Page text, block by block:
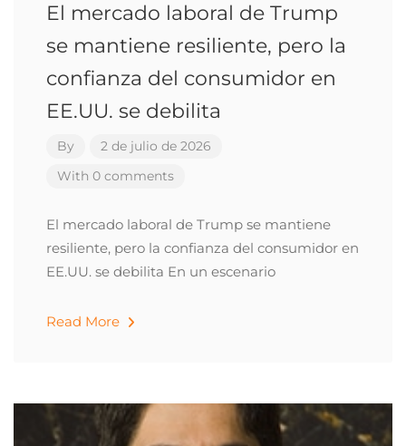
El mercado laboral de Trump
se mantiene resiliente, pero la
confianza del consumidor en
EE.UU. se debilita
By
2 de julio de 2026
With 0 comments
El mercado laboral de Trump se mantiene
resiliente, pero la confianza del consumidor en
EE.UU. se debilita En un escenario
Read More